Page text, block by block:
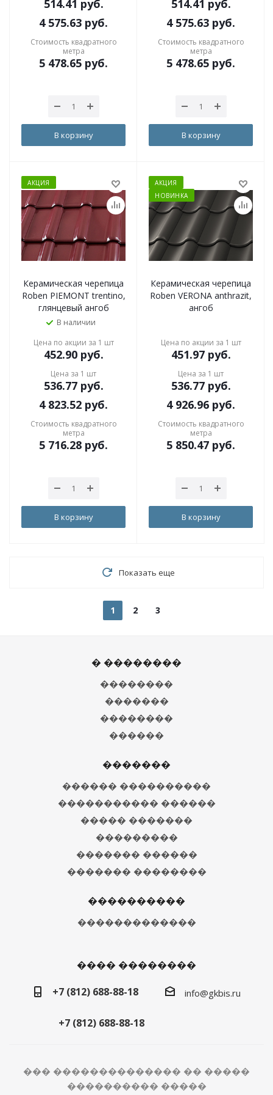
514.41 руб.
4 575.63 руб.
Стоимость квадратного
метра
5 478.65 руб.
В корзину
514.41 руб.
4 575.63 руб.
Стоимость квадратного
метра
5 478.65 руб.
В корзину
АКЦИЯ
Керамическая черепица
Roben PIEMONT trentino,
глянцевый ангоб
В наличии
Цена по акции за 1 шт
452.90руб.
Цена за 1 шт
536.77руб.
4 823.52 руб.
Стоимость квадратного
метра
5 716.28 руб.
В корзину
АКЦИЯ
НОВИНКА
Керамическая черепица
Roben VERONA anthrazit,
ангоб
Цена по акции за 1 шт
451.97руб.
Цена за 1 шт
536.77руб.
4 926.96 руб.
Стоимость квадратного
метра
5 850.47 руб.
В корзину
Показать еще
1 2 3
� ��������
��������
�������
��������
������
�������
������ ����������
����������� ������
����� �������
���������
������� ������
������� ��������
����������
�������������
���� ��������
+7 (812) 688-88-18
+7 (812) 688-88-18
info@gkbis.ru
��� �������������� �� �����
���������� �����